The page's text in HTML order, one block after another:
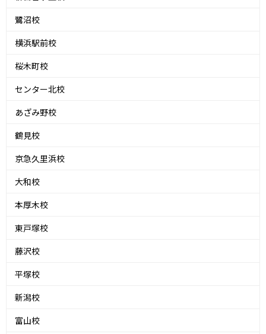
鷺沼校
横浜駅前校
桜木町校
センター北校
あざみ野校
鶴見校
京急久里浜校
大和校
本厚木校
東戸塚校
藤沢校
平塚校
新潟校
富山校